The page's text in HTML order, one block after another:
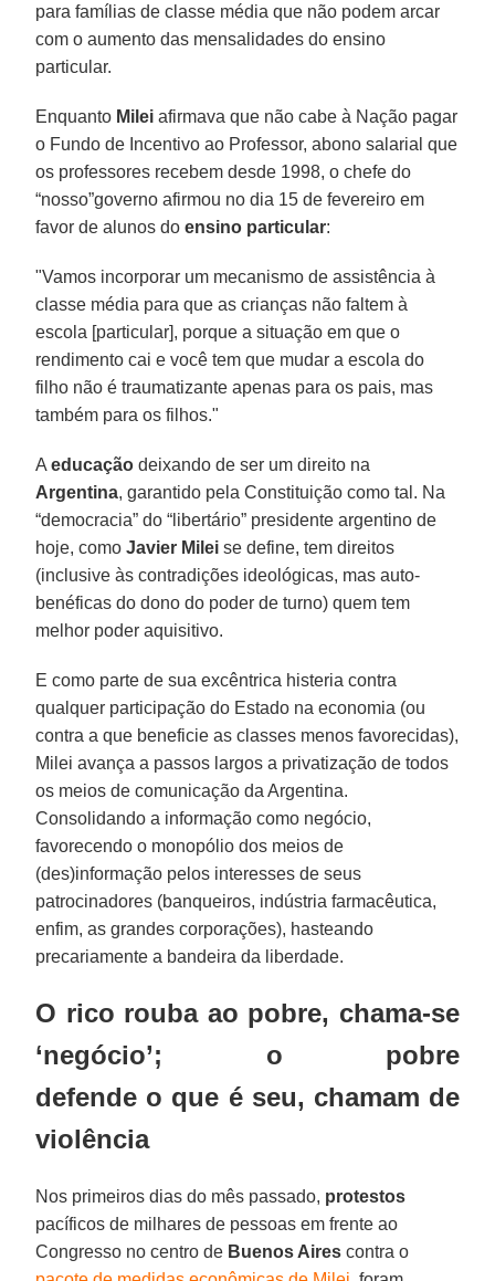
para famílias de classe média que não podem arcar
com o aumento das mensalidades do ensino
particular.
Enquanto Milei afirmava que não cabe à Nação pagar
o Fundo de Incentivo ao Professor, abono salarial que
os professores recebem desde 1998, o chefe do
“nosso”governo afirmou no dia 15 de fevereiro em
favor de alunos doensino particular:
"Vamos incorporar um mecanismo de assistência à
classe média para que as crianças não faltem à
escola [particular], porque a situação em que o
rendimento cai e você tem que mudar a escola do
filho não é traumatizante apenas para os pais, mas
também para os filhos."
Aeducação deixando de ser um direito na
Argentina, garantido pela Constituição como tal. Na
“democracia” do “libertário” presidente argentino de
hoje, comoJavier Milei se define, tem direitos
(inclusive às contradições ideológicas, mas auto-
benéficas do dono do poder de turno) quem tem
melhor poder aquisitivo.
E como parte de sua excêntrica histeria contra
qualquer participação do Estado na economia (ou
contra a que beneficie as classes menos favorecidas),
Milei avança a passos largos a privatização de todos
os meios de comunicação da Argentina.
Consolidando a informação como negócio,
favorecendo o monopólio dos meios de
(des)informação pelos interesses de seus
patrocinadores (banqueiros, indústria farmacêutica,
enfim, as grandes corporações), hasteando
precariamente a bandeira da liberdade.
O rico rouba ao pobre, chama-se
‘negócio’; o pobre
defende o que é seu, chamam de
violência
Nos primeiros dias do mês passado, protestos
pacíficos de milhares de pessoas em frente ao
Congresso no centro de Buenos Aires contra o